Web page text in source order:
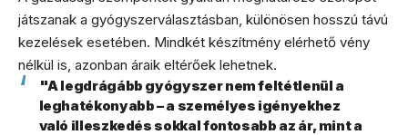
játszanak a gyógyszerválasztásban, különösen hosszú távú
kezelések esetében. Mindkét készítmény elérhető vény
nélkül is, azonban áraik eltérőek lehetnek.
"A legdrágább gyógyszer nem feltétlenül a
leghatékonyabb – a személyes igényekhez
való illeszkedés sokkal fontosabb az ár, mint a